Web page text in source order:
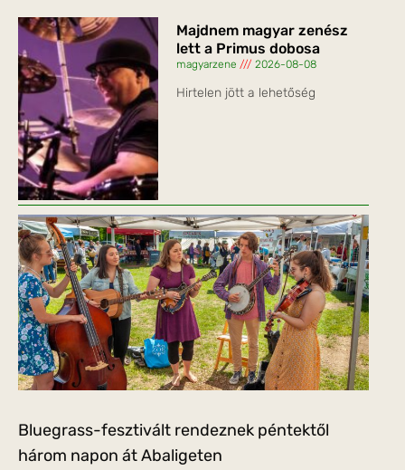
Majdnem magyar zenész
lett a Primus dobosa
magyarzene 2026-08-08
Hirtelen jött a lehetőség
Bluegrass-fesztivált rendeznek péntektől
három napon át Abaligeten